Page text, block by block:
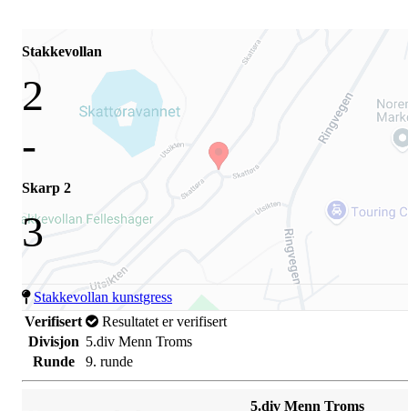
Stakkevollan
2
-
Skarp 2
3
Stakkevollan kunstgress
Verifisert
Resultatet er verifisert
Divisjon 5.div Menn Troms
Runde
9. runde
5.div Menn Troms